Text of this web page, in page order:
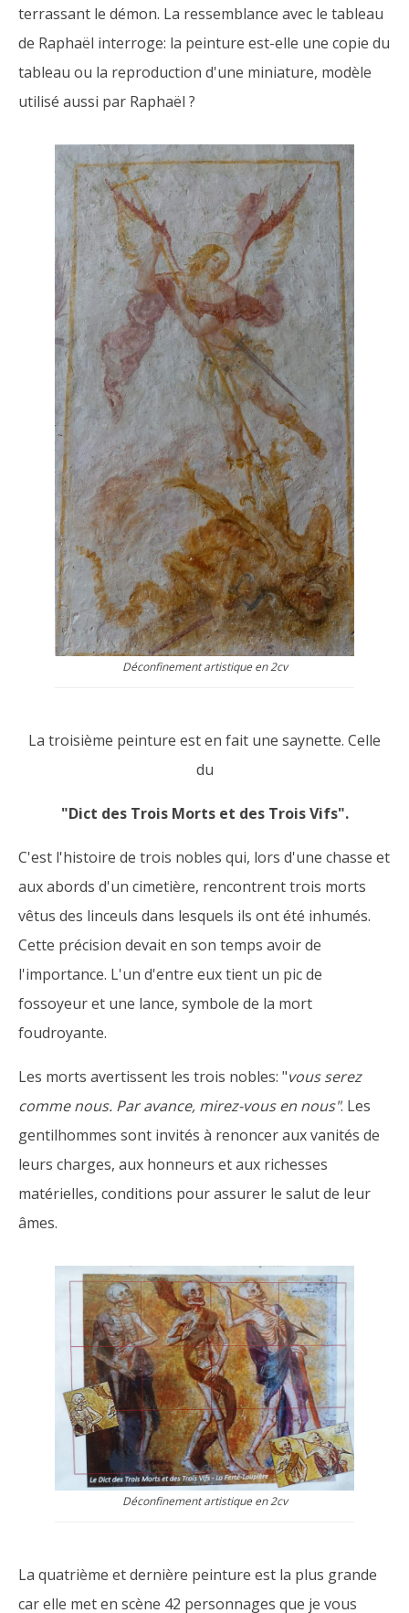
terrassant le démon. La ressemblance avec le tableau
de Raphaël interroge: la peinture est-elle une copie du
tableau ou la reproduction d'une miniature, modèle
utilisé aussi par Raphaël ?
Déconfinement artistique en 2cv
La troisième peinture est en fait une saynette. Celle
du
"Dict des Trois Morts et des Trois Vifs".
C'est l'histoire de trois nobles qui, lors d'une chasse et
aux abords d'un cimetière, rencontrent trois morts
vêtus des linceuls dans lesquels ils ont été inhumés.
Cette précision devait en son temps avoir de
l'importance. L'un d'entre eux tient un pic de
fossoyeur et une lance, symbole de la mort
foudroyante.
Les morts avertissent les trois nobles: "vous serez
comme nous. Par avance, mirez-vous en nous". Les
gentilhommes sont invités à renoncer aux vanités de
leurs charges, aux honneurs et aux richesses
matérielles, conditions pour assurer le salut de leur
âmes.
Déconfinement artistique en 2cv
La quatrième et dernière peinture est la plus grande
car elle met en scène 42 personnages que je vous